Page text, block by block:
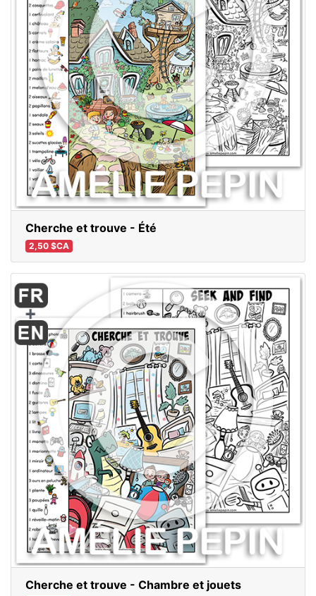
Cherche et trouve - Été
2,50 $CA
Cherche et trouve - Chambre et jouets